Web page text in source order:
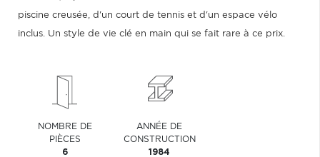
piscine creusée, d'un court de tennis et d'un espace vélo
inclus. Un style de vie clé en main qui se fait rare à ce prix.
NOMBRE DE
PIÈCES
6
ANNÉE DE
CONSTRUCTION
1984